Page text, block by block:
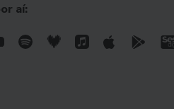
aí: